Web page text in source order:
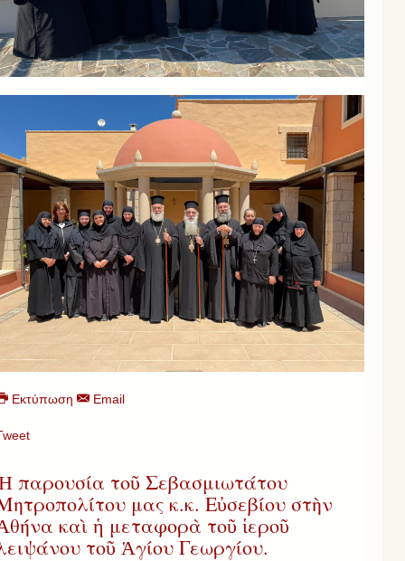
Εκτύπωση Email
παρουσία τοῦ Σεβασμιωτάτου
μας κ.κ. Εὐσεβίου στὴν
καὶ ἡ μεταφορὰ τοῦ ἱεροῦ
τοῦ Ἁγίου Γεωργίου.